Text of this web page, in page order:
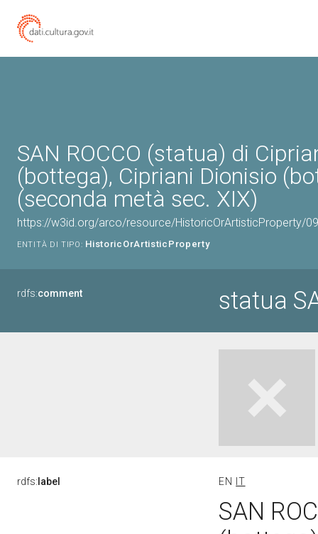
SAN ROCCO (statua) di
(bottega), Cipriani Dionisio
(seconda metà sec. XIX)
https://w3id.org/arco/resource/HistoricOrArtisticProperty/
ENTITÀ DI TIPO: HistoricOrArtisticProperty
rdfs:comment statua
rdfs: label EN IT
SAN